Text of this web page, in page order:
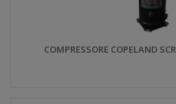
COMPRESSORE COPELAND